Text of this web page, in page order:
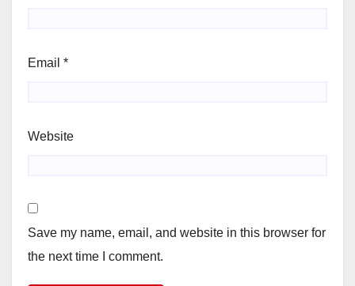
Email *
Website
Save my name, email, and website in this browser for
the next time I comment.